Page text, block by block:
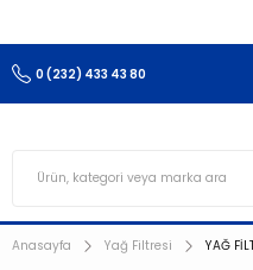
0 (232) 433 43 80
Anasayfa Yağ Filtresi YAĞ